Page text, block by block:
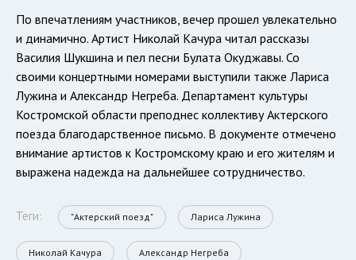
По впечатлениям участников, вечер прошел увлекательно
и динамично. Артист Николай Качура читал рассказы
Василия Шукшина и пел песни Булата Окуджавы. Со
своими концертными номерами выступили также Лариса
Лужина и Александр Негреба. Департамент культуры
Костромской области преподнес коллективу Актерского
поезда благодарственное письмо. В документе отмечено
внимание артистов к Костромскому краю и его жителям и
выражена надежда на дальнейшее сотрудничество.
Теги: "Актерский поезд" Лариса Лужина
Николай Качура Александр Негреба